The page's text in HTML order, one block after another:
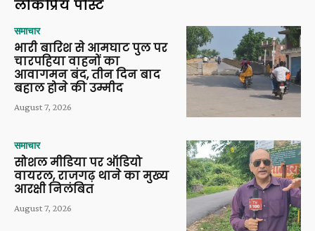
लोकप्रिय पोस्ट
समाचार
भारी बारिश से आमघाट पुल पर
चारपहिया वाहनों का
आवागमन बंद, तीन दिन बाद
बहाल होने की उम्मीद
August 7, 2026
समाचार
सोशल मीडिया पर ऑडियो
वायरल, राजगढ़ थाने का मुख्य
आरक्षी निलंबित
August 7, 2026